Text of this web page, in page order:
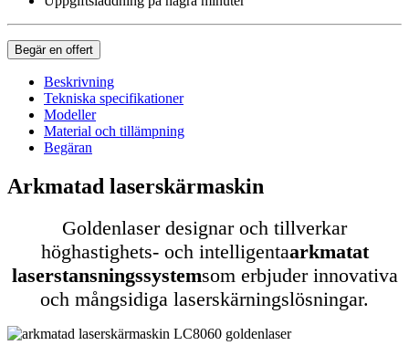
Begär en offert
Beskrivning
Tekniska specifikationer
Modeller
Material och tillämpning
Begäran
Arkmatad laserskärmaskin
Goldenlaser designar och tillverkar
höghastighets- och intelligentaarkmatat
laserstansningssystemsom erbjuder innovativa
och mångsidiga laserskärningslösningar.